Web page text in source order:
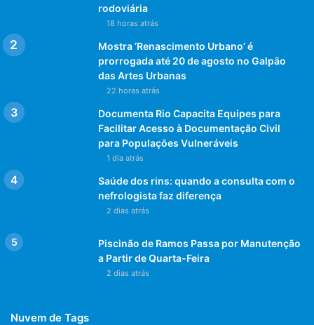
rodoviária
18 horas atrás
Mostra ‘Renascimento Urbano’ é
prorrogada até 20 de agosto no Galpão
das Artes Urbanas
22 horas atrás
Documenta Rio Capacita Equipes para
Facilitar Acesso à Documentação Civil
para Populações Vulneráveis
1 dia atrás
Saúde dos rins: quando a consulta com o
nefrologista faz diferença
2 dias atrás
Piscinão de Ramos Passa por Manutenção
a Partir de Quarta-Feira
2 dias atrás
Nuvem de Tags